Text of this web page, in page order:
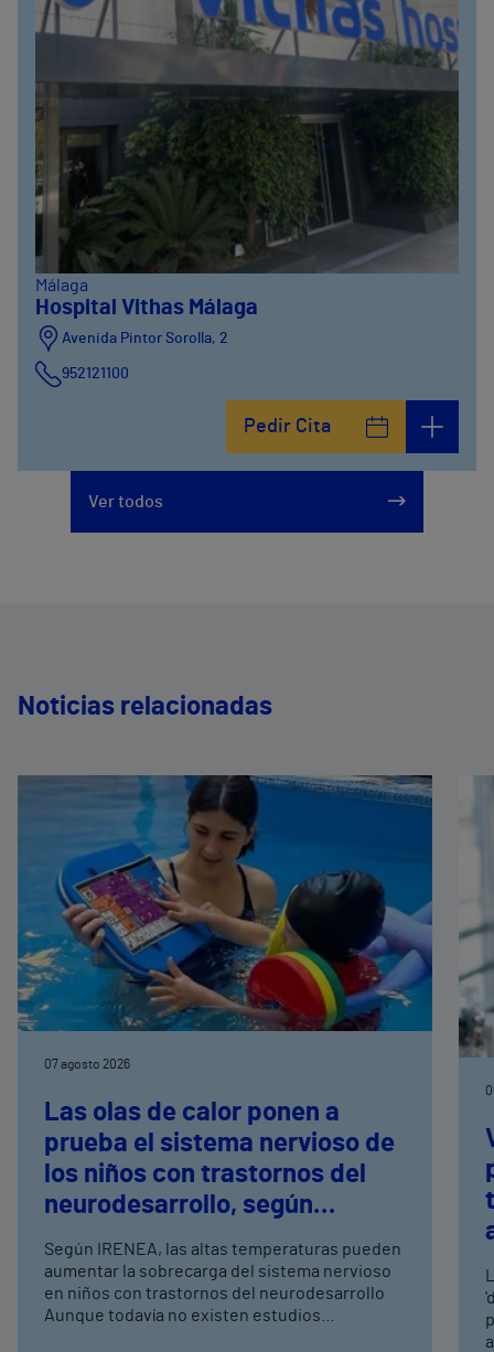
Málaga
Hospital Vithas Málaga
Avenida Pintor Sorolla, 2
952121100
Pedir Cita
Ver todos
Noticias relacionadas
07 agosto 2026
Las olas de calor ponen a
prueba el sistema nervioso de
los niños con trastornos del
neurodesarrollo, según
neurorrehabilitación
pediátrica de Vithas
Según IRENEA, las altas temperaturas pueden
aumentar la sobrecarga del sistema nervioso
en niños con trastornos del neurodesarrollo
Aunque todavía no existen estudios